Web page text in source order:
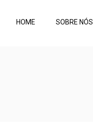
HOME SOBRE NÓS